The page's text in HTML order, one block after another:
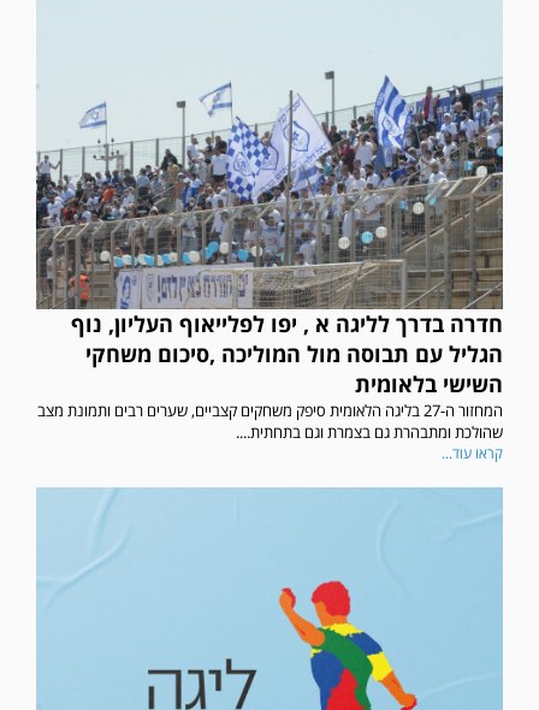
חדרה בדרך לליגה א , יפו לפלייאוף העליון, נוף
הגליל עם תבוסה מול המוליכה ,סיכום משחקי
השישי בלאומית
המחזור ה-27 בליגה הלאומית סיפק משחקים קצביים, שערים רבים ותמונת מצב
שהולכת ומתבהרת גם בצמרת וגם בתחתית....
קראו עוד...